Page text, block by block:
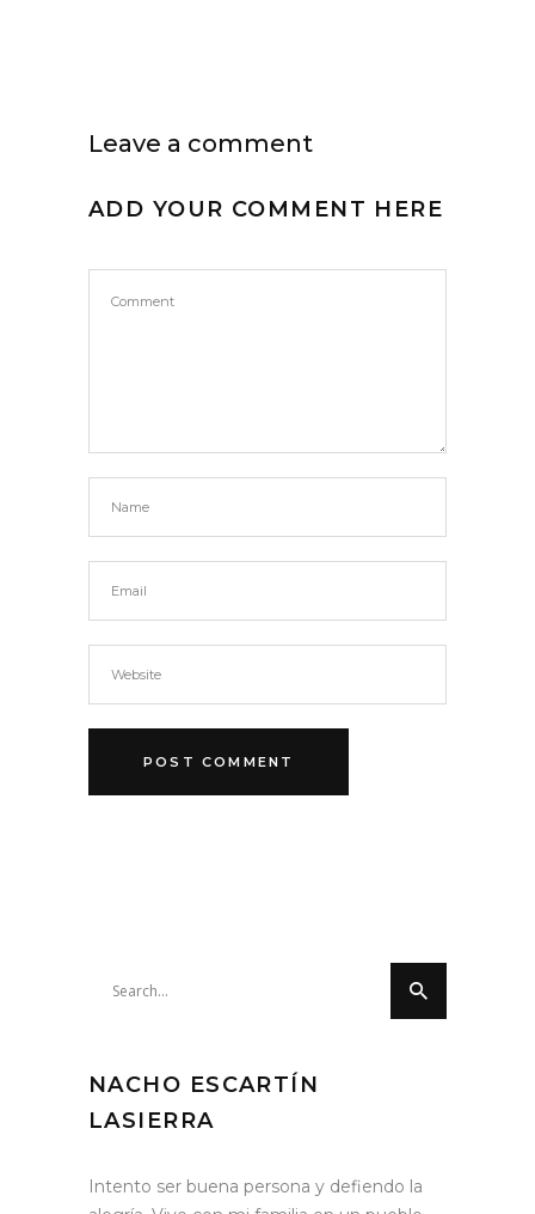
Leave a comment
ADD YOUR COMMENT HERE
NACHO ESCARTÍN
LASIERRA
Intento ser buena persona y defiendo la